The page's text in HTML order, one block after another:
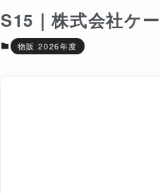
S15｜株式会社ケ
物販 2026年度